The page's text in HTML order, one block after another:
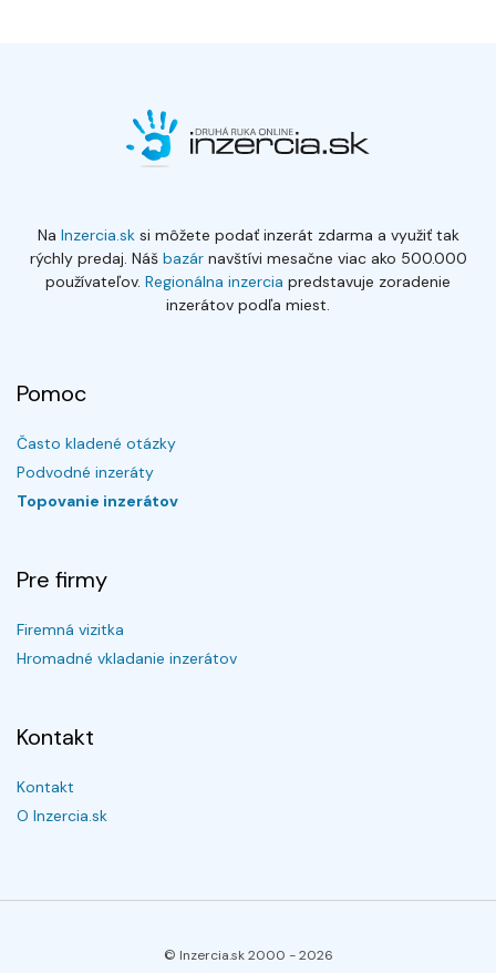
Na Inzercia.sksi môžete podať inzerát zdarma a využiť tak
rýchly predaj. Náš bazárnavštívi mesačne viac ako 500.000
používateľov. Regionálna inzercia predstavuje zoradenie
inzerátov podľa miest.
Pomoc
Často kladené otázky
Podvodné inzeráty
Topovanie inzerátov
Pre firmy
Firemná vizitka
Hromadné vkladanie inzerátov
Kontakt
Kontakt
O Inzercia.sk
© Inzercia.sk 2000 -2026